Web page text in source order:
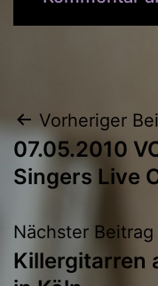
Vorheriger
07.05.2010
Singers Live
Nächster Beitrag
Killergitarren